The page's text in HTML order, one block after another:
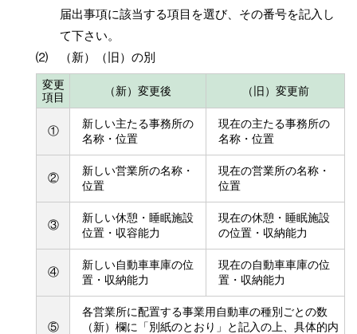
届出事項に該当する項目を選び、その番号を記入し
て下さい。
⑵ （新）（旧）の別
変更
項目
（新）変更後 （旧）変更前
①
新しい主たる事務所の
名称・位置
現在の主たる事務所の
名称・位置
②
新しい営業所の名称・
位置
現在の営業所の名称・
位置
③
新しい休憩・睡眠施設
位置・収容能力
現在の休憩・睡眠施設
の位置・収納能力
④
新しい自動車車庫の位
置・収納能力
現在の自動車車庫の位
置・収納能力
⑤
各営業所に配置する事業用自動車の種別ごとの数
（新）欄に「別紙のとおり」と記入の上、具体的内